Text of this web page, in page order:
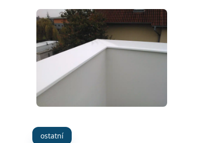
ostatní